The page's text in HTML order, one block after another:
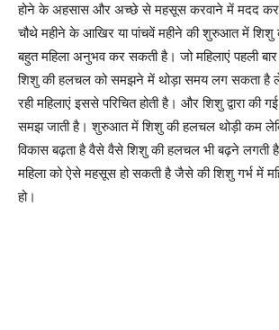
होने के अहसास और अच्छे से महसूस करवाने में मदद
चौथे महीने के आखिर या पांचवें महीने की शुरुआत में शिशु
बहुत महिला अनुभव कर सकती है। जो महिलाएं पहली बार
शिशु की हलचल को समझने में थोड़ा समय लग सकता है
रही महिलाएं इससे परिचित होती है। और शिशु द्वारा की
समझ जाती है। शुरुआत में शिशु की हलचल थोड़ी कम
विकास बढ़ता है वैसे वैसे शिशु की हलचल भी बढ़ने
महिला को ऐसे महसूस हो सकती है जैसे की शिशु गर्भ में
हो।